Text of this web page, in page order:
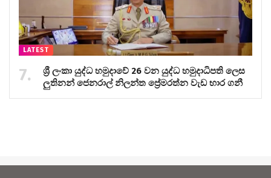
LATEST
ශ්‍රී ලංකා යුද්ධ හමුදාවේ 26 වන යුද්ධ හමුදාධිපති ලෙස
ලුතිනන් ජෙනරාල් නිලන්ත ප්‍රේමරත්න වැඩ භාර ගනී